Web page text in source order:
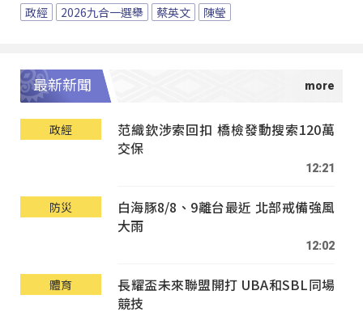
政經 2026九合一選舉 蔡英文 陳瑩
最新新聞
政經
范織欽涉索回扣 橋檢發動搜索120萬
交保
12:21
防災
白海豚8/8、9離台最近 北部戒備強風
大雨
12:02
體育
長耀盃未來聯盟開打 UBA和SBL同場
競技